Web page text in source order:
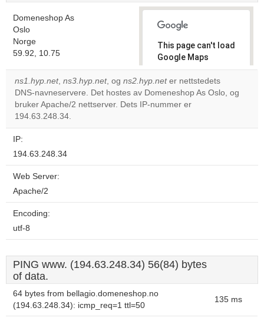
Domeneshop As
Oslo
Norge
59.92, 10.75
This page can't load
Google Maps
correctly.
Do you
own this
ns1.hyp.net, ns3.hyp.net, og ns2.hyp.neter nettstedets
DNS-navneservere. Det hostes av Domeneshop As Oslo, og
bruker Apache/2 nettserver. Dets IP-nummer er
194.63.248.34.
IP:
194.63.248.34
Web Server:
Apache/2
Encoding:
utf-8
PING www. (194.63.248.34) 56(84) bytes
of data.
64 bytes from bellagio.domeneshop.no
(194.63.248.34): icmp_req=1 ttl=50
135 ms